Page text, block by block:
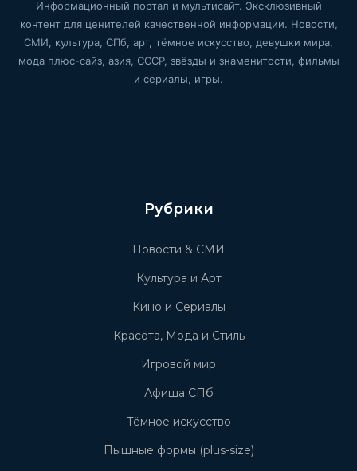
Информационный портал и мультисайт. Эксклюзивный
контент для ценителей качественной информации. Новости,
СМИ, культура, СПб, арт, тёмное искусство, девушки мира,
мода плюс-сайз, азия, СССР, звёзды и знаменитости, фильмы
и сериалы, игры.
Рубрики
Новости & СМИ
Культура и Арт
Кино и Сериалы
Красота, Мода и Стиль
Игровой мир
Афиша СПб
Тёмное искусство
Пышные формы (plus-size)